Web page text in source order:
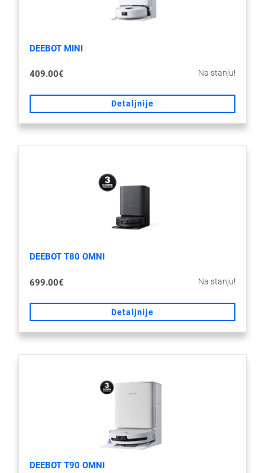
DEEBOT MINI
409.00€ Na stanju!
Detaljnije
DEEBOT T80 OMNI
699.00€ Na stanju!
Detaljnije
DEEBOT T90 OMNI